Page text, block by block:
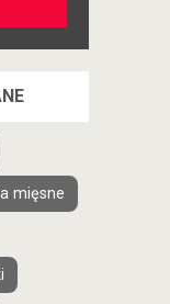
mięsne